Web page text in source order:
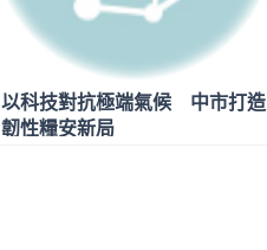
以科技對抗極端氣候 中市打造
韌性糧安新局